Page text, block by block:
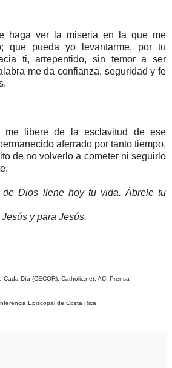
haga ver la miseria en la que me
que pueda yo levantarme, por tu
ti, arrepentido, sin temor a ser
me da confianza, seguridad y fe
me libere de la esclavitud de ese
aferrado por tanto tiempo,
de no volverlo a cometer ni seguirlo
de Dios llene hoy tu vida. Ábrele tu
y para Jesús.
Día (CECOR), Catholic.net, ACI Prensa
Episcopal de Costa Rica